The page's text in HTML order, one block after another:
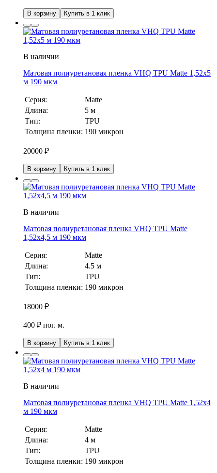
В корзину Купить в 1 клик
В наличии
Матовая полиуретановая пленка VHQ TPU Matte 1,52х5
м 190 мкм
Серия:
Matte
Длина:
5 м
Тип:
TPU
Толщина пленки: 190 микрон
20000 ₽
В корзину Купить в 1 клик
В наличии
Матовая полиуретановая пленка VHQ TPU Matte
1,52х4,5 м 190 мкм
Серия:
Matte
Длина:
4.5 м
Тип:
TPU
Толщина пленки: 190 микрон
18000 ₽
400 ₽ пог. м.
В корзину Купить в 1 клик
В наличии
Матовая полиуретановая пленка VHQ TPU Matte 1,52х4
м 190 мкм
Серия:
Matte
Длина:
4 м
Тип:
TPU
Толщина пленки: 190 микрон